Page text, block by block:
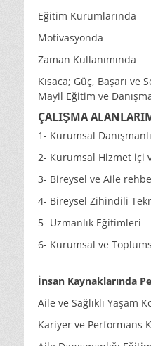
Eğitim Kurumlarında
Motivasyonda
Zaman Kullanımında
Kısaca; Güç, Başarı
Mayil Eğitim ve
ÇALIŞMA
1- Kurumsal
2- Kurumsal Hizmet içi
3- Bireysel ve Aile
4- Bireysel Zihindili
5- Uzmanlık Eğitimleri
6- Kurumsal ve
İnsan Kaynaklarında
Aile ve Sağlıklı Yaşam
Kariyer ve Performans